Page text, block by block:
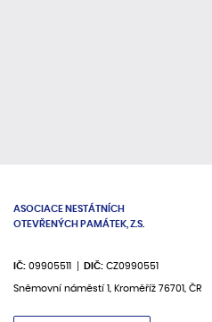
ASOCIACE NESTÁTNÍCH
OTEVŘENÝCH PAMÁTEK, Z.S.
IČ: 09905511 DIČ: CZ0990551
Sněmovní náměstí 1, Kroměříž 76701, ČR